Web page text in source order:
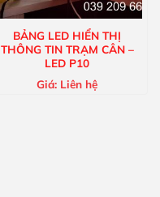
BẢNG LED HIỂN THỊ
THÔNG TIN TRẠM CÂN –
LED P10
Giá: Liên hệ